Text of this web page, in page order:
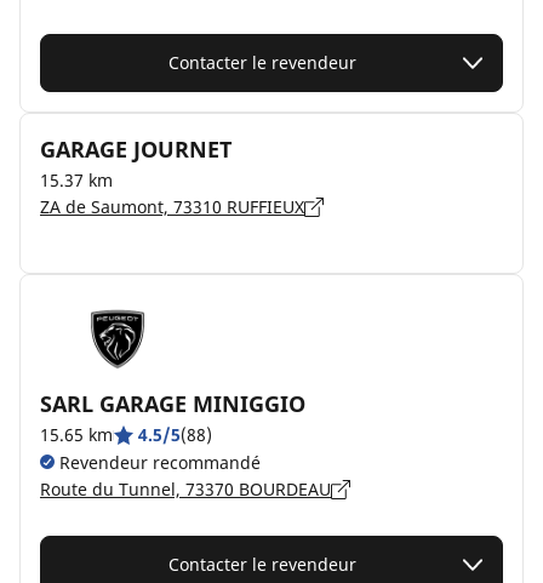
Contacter le revendeur
GARAGE JOURNET
15.37 km
ZA de Saumont, 73310 RUFFIEUX
SARL GARAGE MINIGGIO
15.65 km 4.5/5(88)
Revendeur recommandé
Route du Tunnel, 73370 BOURDEAU
Contacter le revendeur